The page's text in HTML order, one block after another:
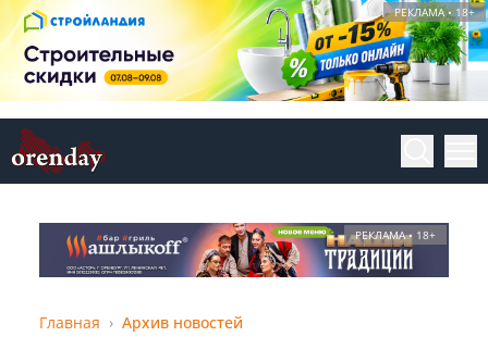
РЕКЛАМА • 18+
РЕКЛАМА • 18+
Главная Архив новостей